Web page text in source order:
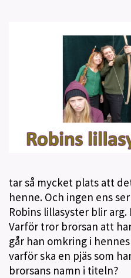
tar så mycket plats att
henne. Och ingen ens
Robins lillasyster blir
Varför tror brorsan att
går han omkring i
varför ska en pjäs som
brorsans namn i titeln?